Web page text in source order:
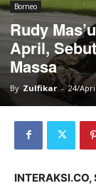
Borneo
Rudy
April,
Massa
By Zulfikar - 24/